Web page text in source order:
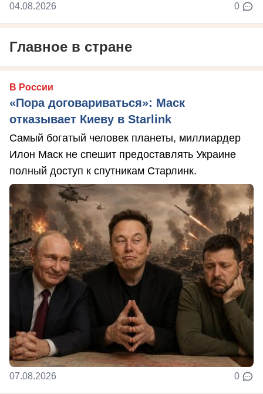
04.08.2026 0
Главное в стране
В России
«Пора договариваться»: Маск
отказывает Киеву в Starlink
Самый богатый человек планеты, миллиардер
Илон Маск не спешит предоставлять Украине
полный доступ к спутникам Старлинк.
07.08.2026 0